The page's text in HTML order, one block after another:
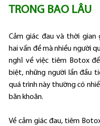
TRONG BAO LÂU
Cảm giác đau và thời gian
hai vấn đề mà nhiều người
nghĩ về việc tiêm Botox
biệt, những người lần đầu
quá trình này thường có
băn khoăn.
Về cảm giác đau, tiêm